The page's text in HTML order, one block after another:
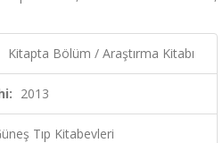
Kitapta Bölüm / Araştırma Kitabı
2013
Tıp Kitabevleri